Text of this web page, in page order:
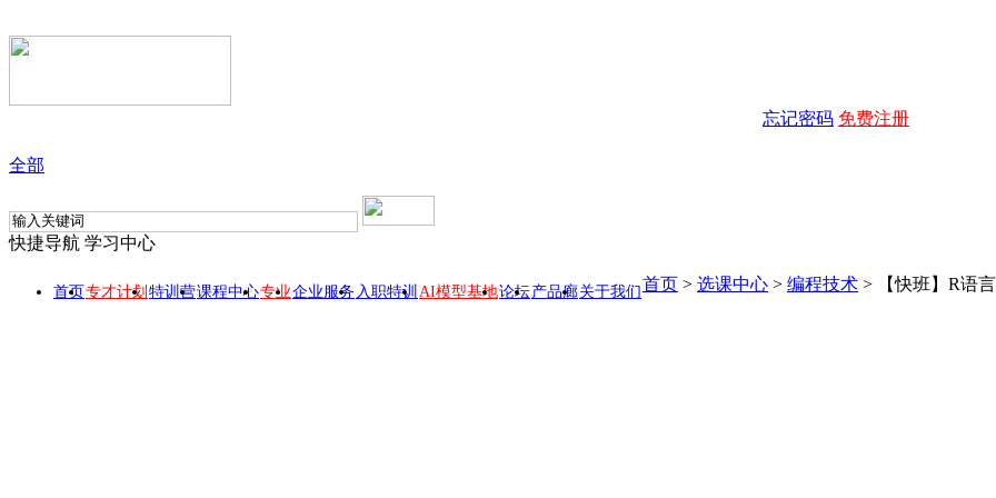
忘记密码 免费注册
全部
快捷导航 学习中心
首页专才计划 特训营课程中心专业企业服务 入职特训 AI模型基地论坛产品廊关于我们首页 > 选课中心 > 编程技术 > 【快班】R语